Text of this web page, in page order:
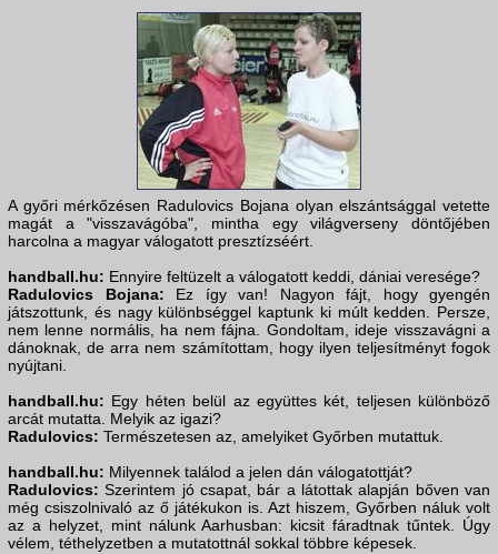
A győri mérkőzésen Radulovics Bojana olyan elszántsággal vetette
magát a "visszavágóba", mintha egy világverseny döntőjében
harcolna a magyar válogatott presztízséért.
handball.hu: Ennyire feltüzelt a válogatott keddi, dániai veresége?
Radulovics Bojana: Ez így van! Nagyon fájt, hogy gyengén
játszottunk, és nagy különbséggel kaptunk ki múlt kedden. Persze,
nem lenne normális, ha nem fájna. Gondoltam, ideje visszavágni a
dánoknak, de arra nem számítottam, hogy ilyen teljesítményt fogok
nyújtani.
handball.hu: Egy héten belül az együttes két, teljesen különböző
arcát mutatta. Melyik az igazi?
Radulovics: Természetesen az, amelyiket Győrben mutattuk.
handball.hu: Milyennek találod a jelen dán válogatottját?
Radulovics: Szerintem jó csapat, bár a látottak alapján bőven van
még csiszolnivaló az ő játékukon is. Azt hiszem, Győrben náluk volt
az a helyzet, mint nálunk Aarhusban: kicsit fáradtnak tűntek. Úgy
vélem, téthelyzetben a mutatottnál sokkal többre képesek.